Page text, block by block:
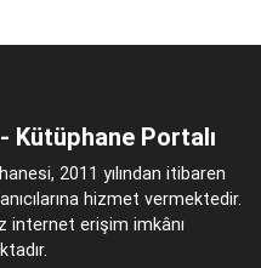
Kütüphane Portalı
2011 yılından itibaren
hizmet vermektedir.
internet erişim imkânı